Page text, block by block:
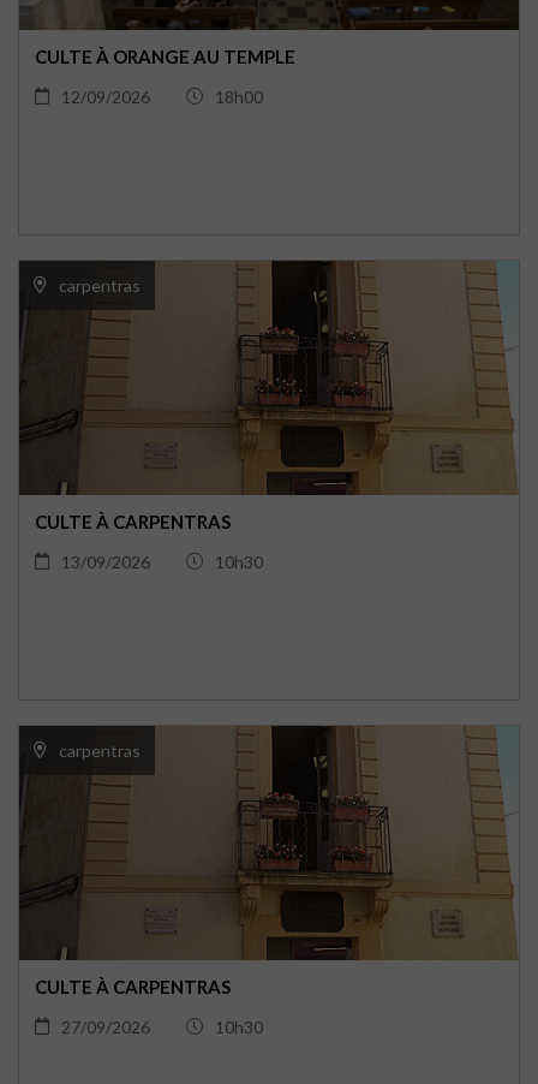
CULTE À ORANGE AU TEMPLE
12/09/2026 18h00
carpentras
CULTE À CARPENTRAS
13/09/2026 10h30
carpentras
CULTE À CARPENTRAS
27/09/2026 10h30